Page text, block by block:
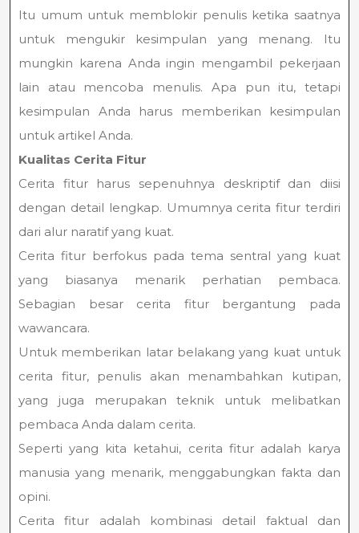
Itu umum untuk memblokir penulis ketika saatnya
untuk mengukir kesimpulan yang menang. Itu
mungkin karena Anda ingin mengambil pekerjaan
lain atau mencoba menulis. Apa pun itu, tetapi
kesimpulan Anda harus memberikan kesimpulan
untuk artikel Anda.
Kualitas Cerita Fitur
Cerita fitur harus sepenuhnya deskriptif dan diisi
dengan detail lengkap. Umumnya cerita fitur terdiri
dari alur naratif yang kuat.
Cerita fitur berfokus pada tema sentral yang kuat
yang biasanya menarik perhatian pembaca.
Sebagian besar cerita fitur bergantung pada
wawancara.
Untuk memberikan latar belakang yang kuat untuk
cerita fitur, penulis akan menambahkan kutipan,
yang juga merupakan teknik untuk melibatkan
pembaca Anda dalam cerita.
Seperti yang kita ketahui, cerita fitur adalah karya
manusia yang menarik, menggabungkan fakta dan
opini.
Cerita fitur adalah kombinasi detail faktual dan